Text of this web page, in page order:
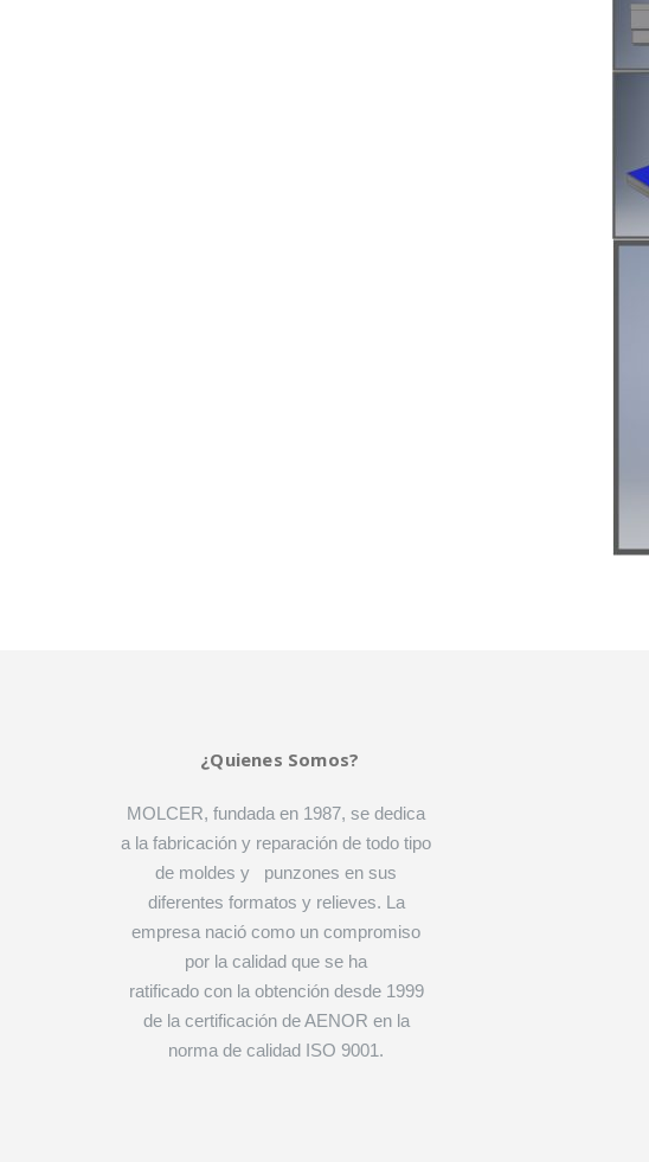
¿Quienes Somos?
MOLCER, fundada en 1987, se dedica
a la fabricación y reparación de todo tipo
de moldes y punzones en sus
diferentes formatos y relieves. La
empresa nació como un compromiso
por la calidad que se ha
ratificado con la obtención desde 1999
de la certificación de AENOR en la
norma de calidad ISO 9001.